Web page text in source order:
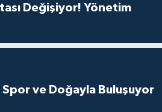
Değişiyor! Yönetim
ve Doğayla Buluşuyor